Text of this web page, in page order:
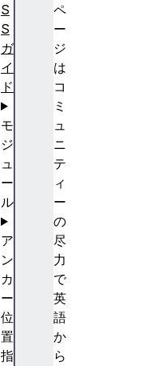
ペ
ー
ジ
は
コ
ミ
ュ
ニ
テ
ィ
ー
の
尽
力
で
英
語
か
ら
S
S
ガ
イ
ド
モ
ジ
ュ
ー
ル
ア
ン
カ
ー
位
置
指